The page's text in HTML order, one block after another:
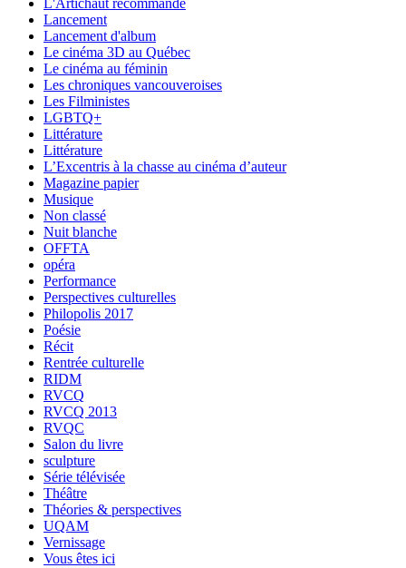
L'Artichaut recommande
Lancement
Lancement d'album
Le cinéma 3D au Québec
Le cinéma au féminin
Les chroniques vancouveroises
Les Filministes
LGBTQ+
Littérature
Littérature
L’Excentris à la chasse au cinéma d’auteur
Magazine papier
Musique
Non classé
Nuit blanche
OFFTA
opéra
Performance
Perspectives culturelles
Philopolis 2017
Poésie
Récit
Rentrée culturelle
RIDM
RVCQ
RVCQ 2013
RVQC
Salon du livre
sculpture
Série télévisée
Théâtre
Théories & perspectives
UQAM
Vernissage
Vous êtes ici